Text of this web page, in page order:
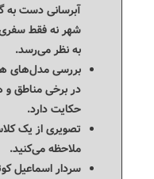
آبرسانی دست ‌به‌
شهر نه فقط سفری
به‌ نظر می‌رسد.
در برخی مناطق و
حکایت دارد.
ملاحظه می‌کنید.
سردار اسماعیل